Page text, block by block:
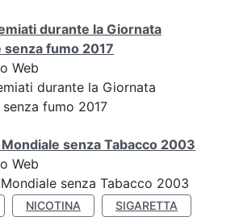
durante la Giornata
senza fumo 2017
Web
durante la Giornata
fumo 2017
senza Tabacco 2003
Web
senza Tabacco 2003
NICOTINA
SIGARETTA